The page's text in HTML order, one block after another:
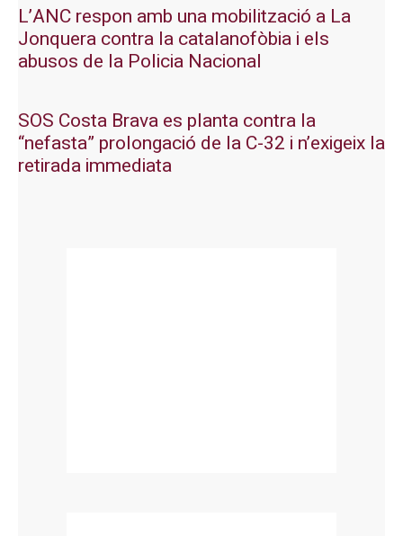
L’ANC respon amb una mobilització a La
Jonquera contra la catalanofòbia i els
abusos de la Policia Nacional
SOS Costa Brava es planta contra la
“nefasta” prolongació de la C-32 i n’exigeix la
retirada immediata